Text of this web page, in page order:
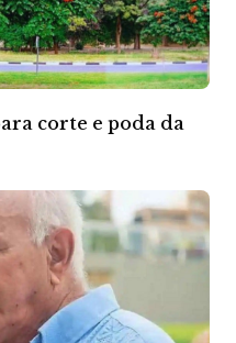
corte e poda da